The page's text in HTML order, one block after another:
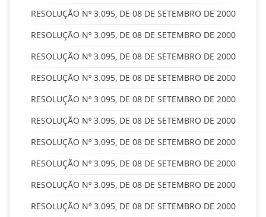
RESOLUÇÃO Nº 3.095, DE 08 DE SETEMBRO DE 2000
RESOLUÇÃO Nº 3.095, DE 08 DE SETEMBRO DE 2000
RESOLUÇÃO Nº 3.095, DE 08 DE SETEMBRO DE 2000
RESOLUÇÃO Nº 3.095, DE 08 DE SETEMBRO DE 2000
RESOLUÇÃO Nº 3.095, DE 08 DE SETEMBRO DE 2000
RESOLUÇÃO Nº 3.095, DE 08 DE SETEMBRO DE 2000
RESOLUÇÃO Nº 3.095, DE 08 DE SETEMBRO DE 2000
RESOLUÇÃO Nº 3.095, DE 08 DE SETEMBRO DE 2000
RESOLUÇÃO Nº 3.095, DE 08 DE SETEMBRO DE 2000
RESOLUÇÃO Nº 3.095, DE 08 DE SETEMBRO DE 2000